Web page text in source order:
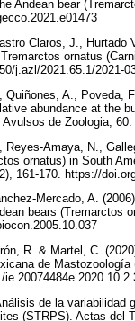
Andean bear
Claros, J.,
ornatus
j.azl/2021.65.1/2021-
Quiñones, A., Poveda,
abundance at the
de Zoologia,
Reyes-Amaya, N.,
ornatus) in South
161-170. https://
Mercado, A.
bears (Tremarctos
R. & Martel, C.
de
de la variabilidad
(STRPS). Actas del